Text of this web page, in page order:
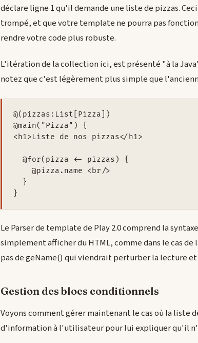
déclare ligne 1 qu'il demande une liste de pizzas.
trompé, et que votre template ne pourra pas
rendre votre code plus robuste.
L'itération de la collection ici, est présenté "à la
notez que c'est légèrement plus simple que
@(pizzas:List[Pizza])
@main("Pizza") {
<h1>Liste de nos pizzas</h1>
  @for(pizza <- pizzas) {
    @pizza.name <br/>
  }
Le Parser de template de Play 2.0 comprend la
simplement afficher du HTML, comme dans le cas de
pas de geName() qui viendrait perturber la lecture
Gestion des blocs conditionnels
Voyons comment gérer maintenant le cas où la liste
d'information à l'utilisateur pour lui expliquer qu'il